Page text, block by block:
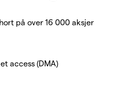
på over 16 000 aksjer
access (DMA)